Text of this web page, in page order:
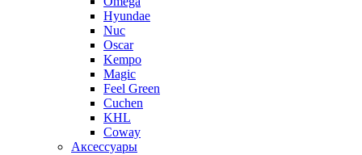
Hyundae
Nuc
Oscar
Kempo
Magic
Feel Green
Cuchen
KHL
Coway
Аксессуары